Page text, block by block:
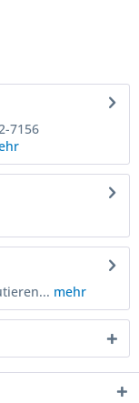
7156
mehr